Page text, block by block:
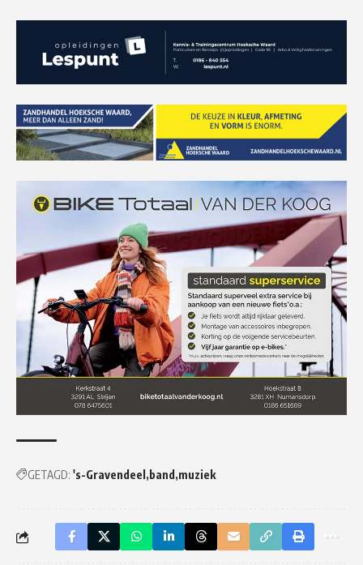
GETAGD: 's-Gravendeel band muziek